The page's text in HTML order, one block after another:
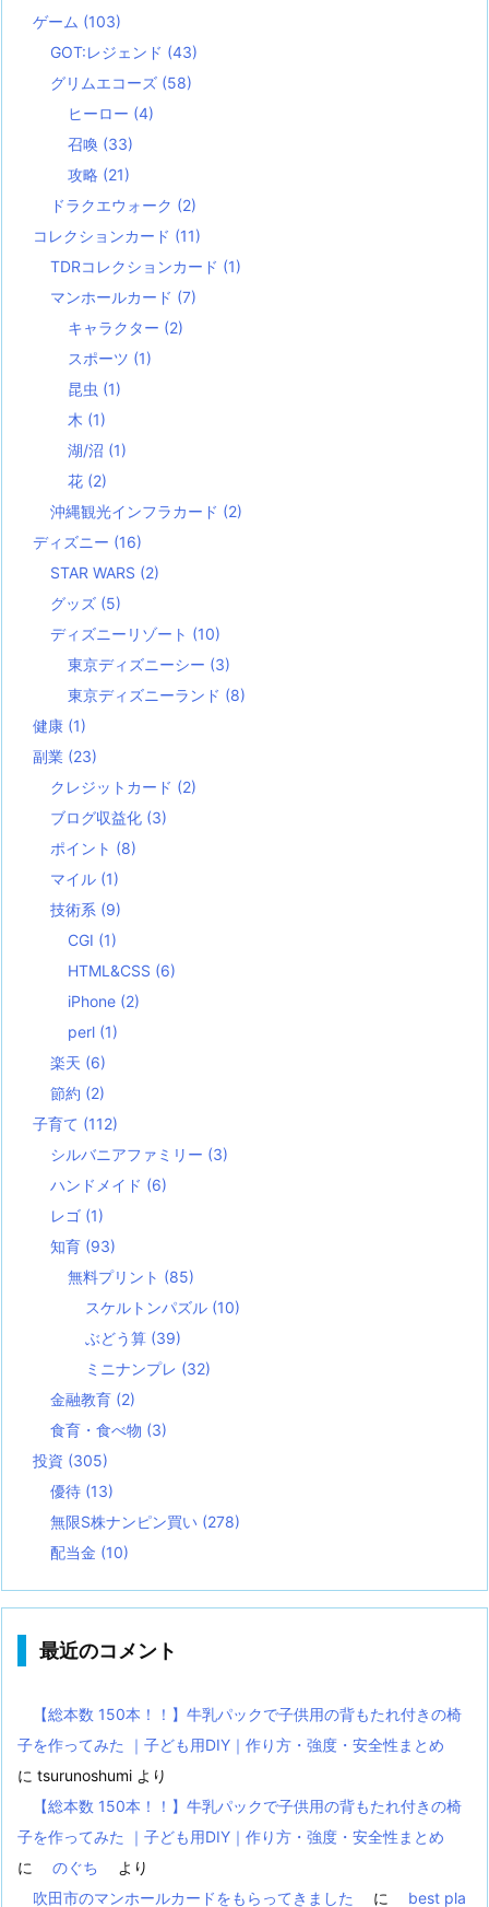
ゲーム (103)
GOT:レジェンド (43)
グリムエコーズ (58)
ヒーロー (4)
召喚 (33)
攻略 (21)
ドラクエウォーク (2)
コレクションカード (11)
TDRコレクションカード (1)
マンホールカード (7)
キャラクター (2)
スポーツ (1)
昆虫 (1)
木 (1)
湖/沼 (1)
花 (2)
沖縄観光インフラカード (2)
ディズニー (16)
STAR WARS (2)
グッズ (5)
ディズニーリゾート (10)
東京ディズニーシー (3)
東京ディズニーランド (8)
健康 (1)
副業 (23)
クレジットカード (2)
ブログ収益化 (3)
ポイント (8)
マイル (1)
技術系 (9)
CGI (1)
HTML&CSS (6)
iPhone (2)
perl (1)
楽天 (6)
節約 (2)
子育て (112)
シルバニアファミリー (3)
ハンドメイド (6)
レゴ (1)
知育 (93)
無料プリント (85)
スケルトンパズル (10)
ぶどう算 (39)
ミニナンプレ (32)
金融教育 (2)
食育・食べ物 (3)
投資 (305)
優待 (13)
無限S株ナンピン買い (278)
配当金 (10)
最近のコメント
【総本数 150本！！】牛乳パックで子供用の背もたれ付きの椅
子を作ってみた ｜子ども用DIY｜作り方・強度・安全性まとめ
に tsurunoshumi より
【総本数 150本！！】牛乳パックで子供用の背もたれ付きの椅
子を作ってみた ｜子ども用DIY｜作り方・強度・安全性まとめ
に
のぐち
より
吹田市のマンホールカードをもらってきました
に
best pla